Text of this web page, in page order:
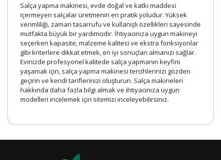
Salça yapma makinesi, evde doğal ve katkı maddesi
içermeyen salçalar üretmenin en pratik yoludur. Yüksek
verimliliği, zaman tasarrufu ve kullanışlı özellikleri sayesinde
mutfakta büyük bir yardımcıdır. İhtiyacınıza uygun makineyi
seçerken kapasite, malzeme kalitesi ve ekstra fonksiyonlar
gibi kriterlere dikkat etmek, en iyi sonuçları almanızı sağlar.
Evinizde profesyonel kalitede salça yapmanın keyfini
yaşamak için, salça yapma makinesi tercihlerinizi gözden
geçirin ve kendi tariflerinizi oluşturun. Salça makineleri
hakkında daha fazla bilgi almak ve ihtiyacınıza uygun
modelleri incelemek için sitemizi inceleyebilirsiniz.